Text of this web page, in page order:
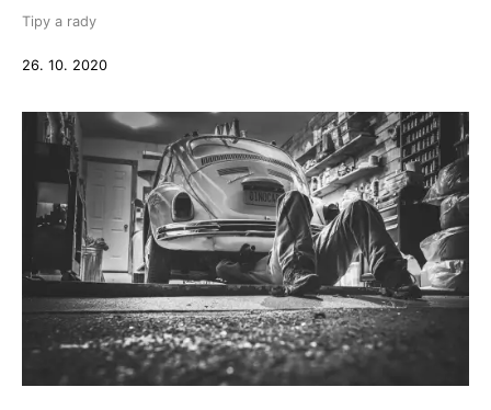
Tipy a rady
26. 10. 2020